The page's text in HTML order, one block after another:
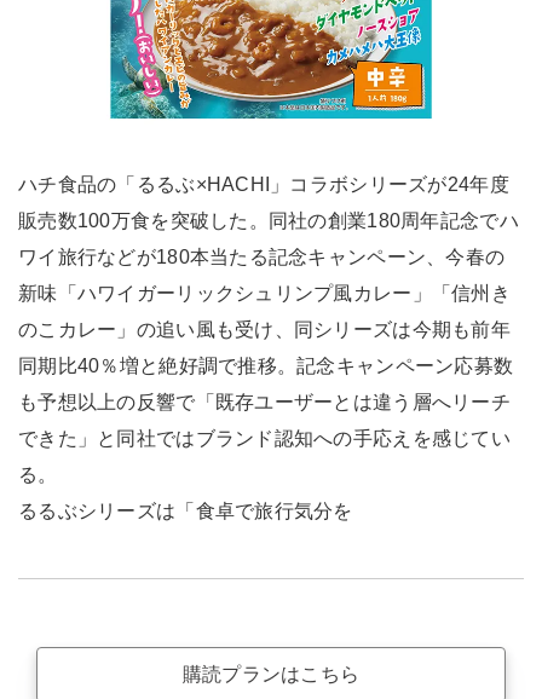
ハチ食品の「るるぶ×HACHI」コラボシリーズが24年度
販売数100万食を突破した。同社の創業180周年記念でハ
ワイ旅行などが180本当たる記念キャンペーン、今春の
新味「ハワイガーリックシュリンプ風カレー」「信州き
のこカレー」の追い風も受け、同シリーズは今期も前年
同期比40％増と絶好調で推移。記念キャンペーン応募数
も予想以上の反響で「既存ユーザーとは違う層へリーチ
できた」と同社ではブランド認知への手応えを感じてい
る。
るるぶシリーズは「食卓で旅行気分を
購読プランはこちら